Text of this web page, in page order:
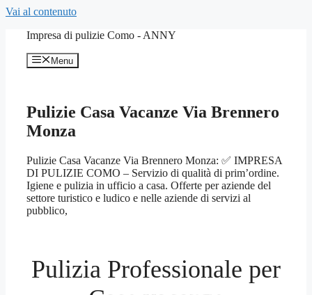
Vai al contenuto
Impresa di pulizie Como - ANNY
Menu
Pulizie Casa Vacanze Via Brennero
Monza
Pulizie Casa Vacanze Via Brennero Monza: ✅ IMPRESA
DI PULIZIE COMO – Servizio di qualità di prim’ordine.
Igiene e pulizia in ufficio a casa. Offerte per aziende del
settore turistico e ludico e nelle aziende di servizi al
pubblico,
Pulizia Professionale per